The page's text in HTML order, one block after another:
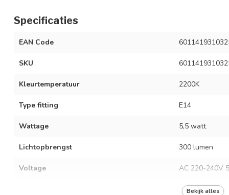
Specificaties
EAN Code
SKU
Kleurtemperatuur 2200K
Type fitting E14
Wattage 5,5 watt
Lichtopbrengst 300 lumen
Voltage AC 220-240V
Ø4,5 x 7,5 cm
Bekijk alles